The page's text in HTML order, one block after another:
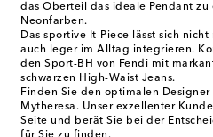
das Oberteil das ideale Pendant zu
Neonfarben.
Das sportive It-Piece lässt sich
auch leger im Alltag integrieren.
den Sport-BH von Fendi mit
schwarzen High-Waist Jeans.
Finden Sie den optimalen Designer
Mytheresa. Unser exzellenter
Seite und berät Sie bei der